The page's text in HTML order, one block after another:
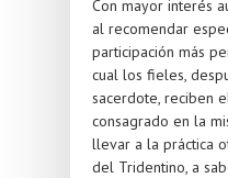
Con mayor interés
al recomendar
participación más
cual los fieles,
sacerdote, reciben
consagrado en la
llevar a la práctica
del Tridentino, a